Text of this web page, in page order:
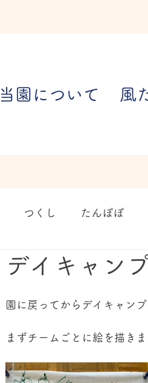
当園について 風
つくし たんぽぽ
デイキャン
園に戻ってからデイキャン
まずチームごとに絵を描きま